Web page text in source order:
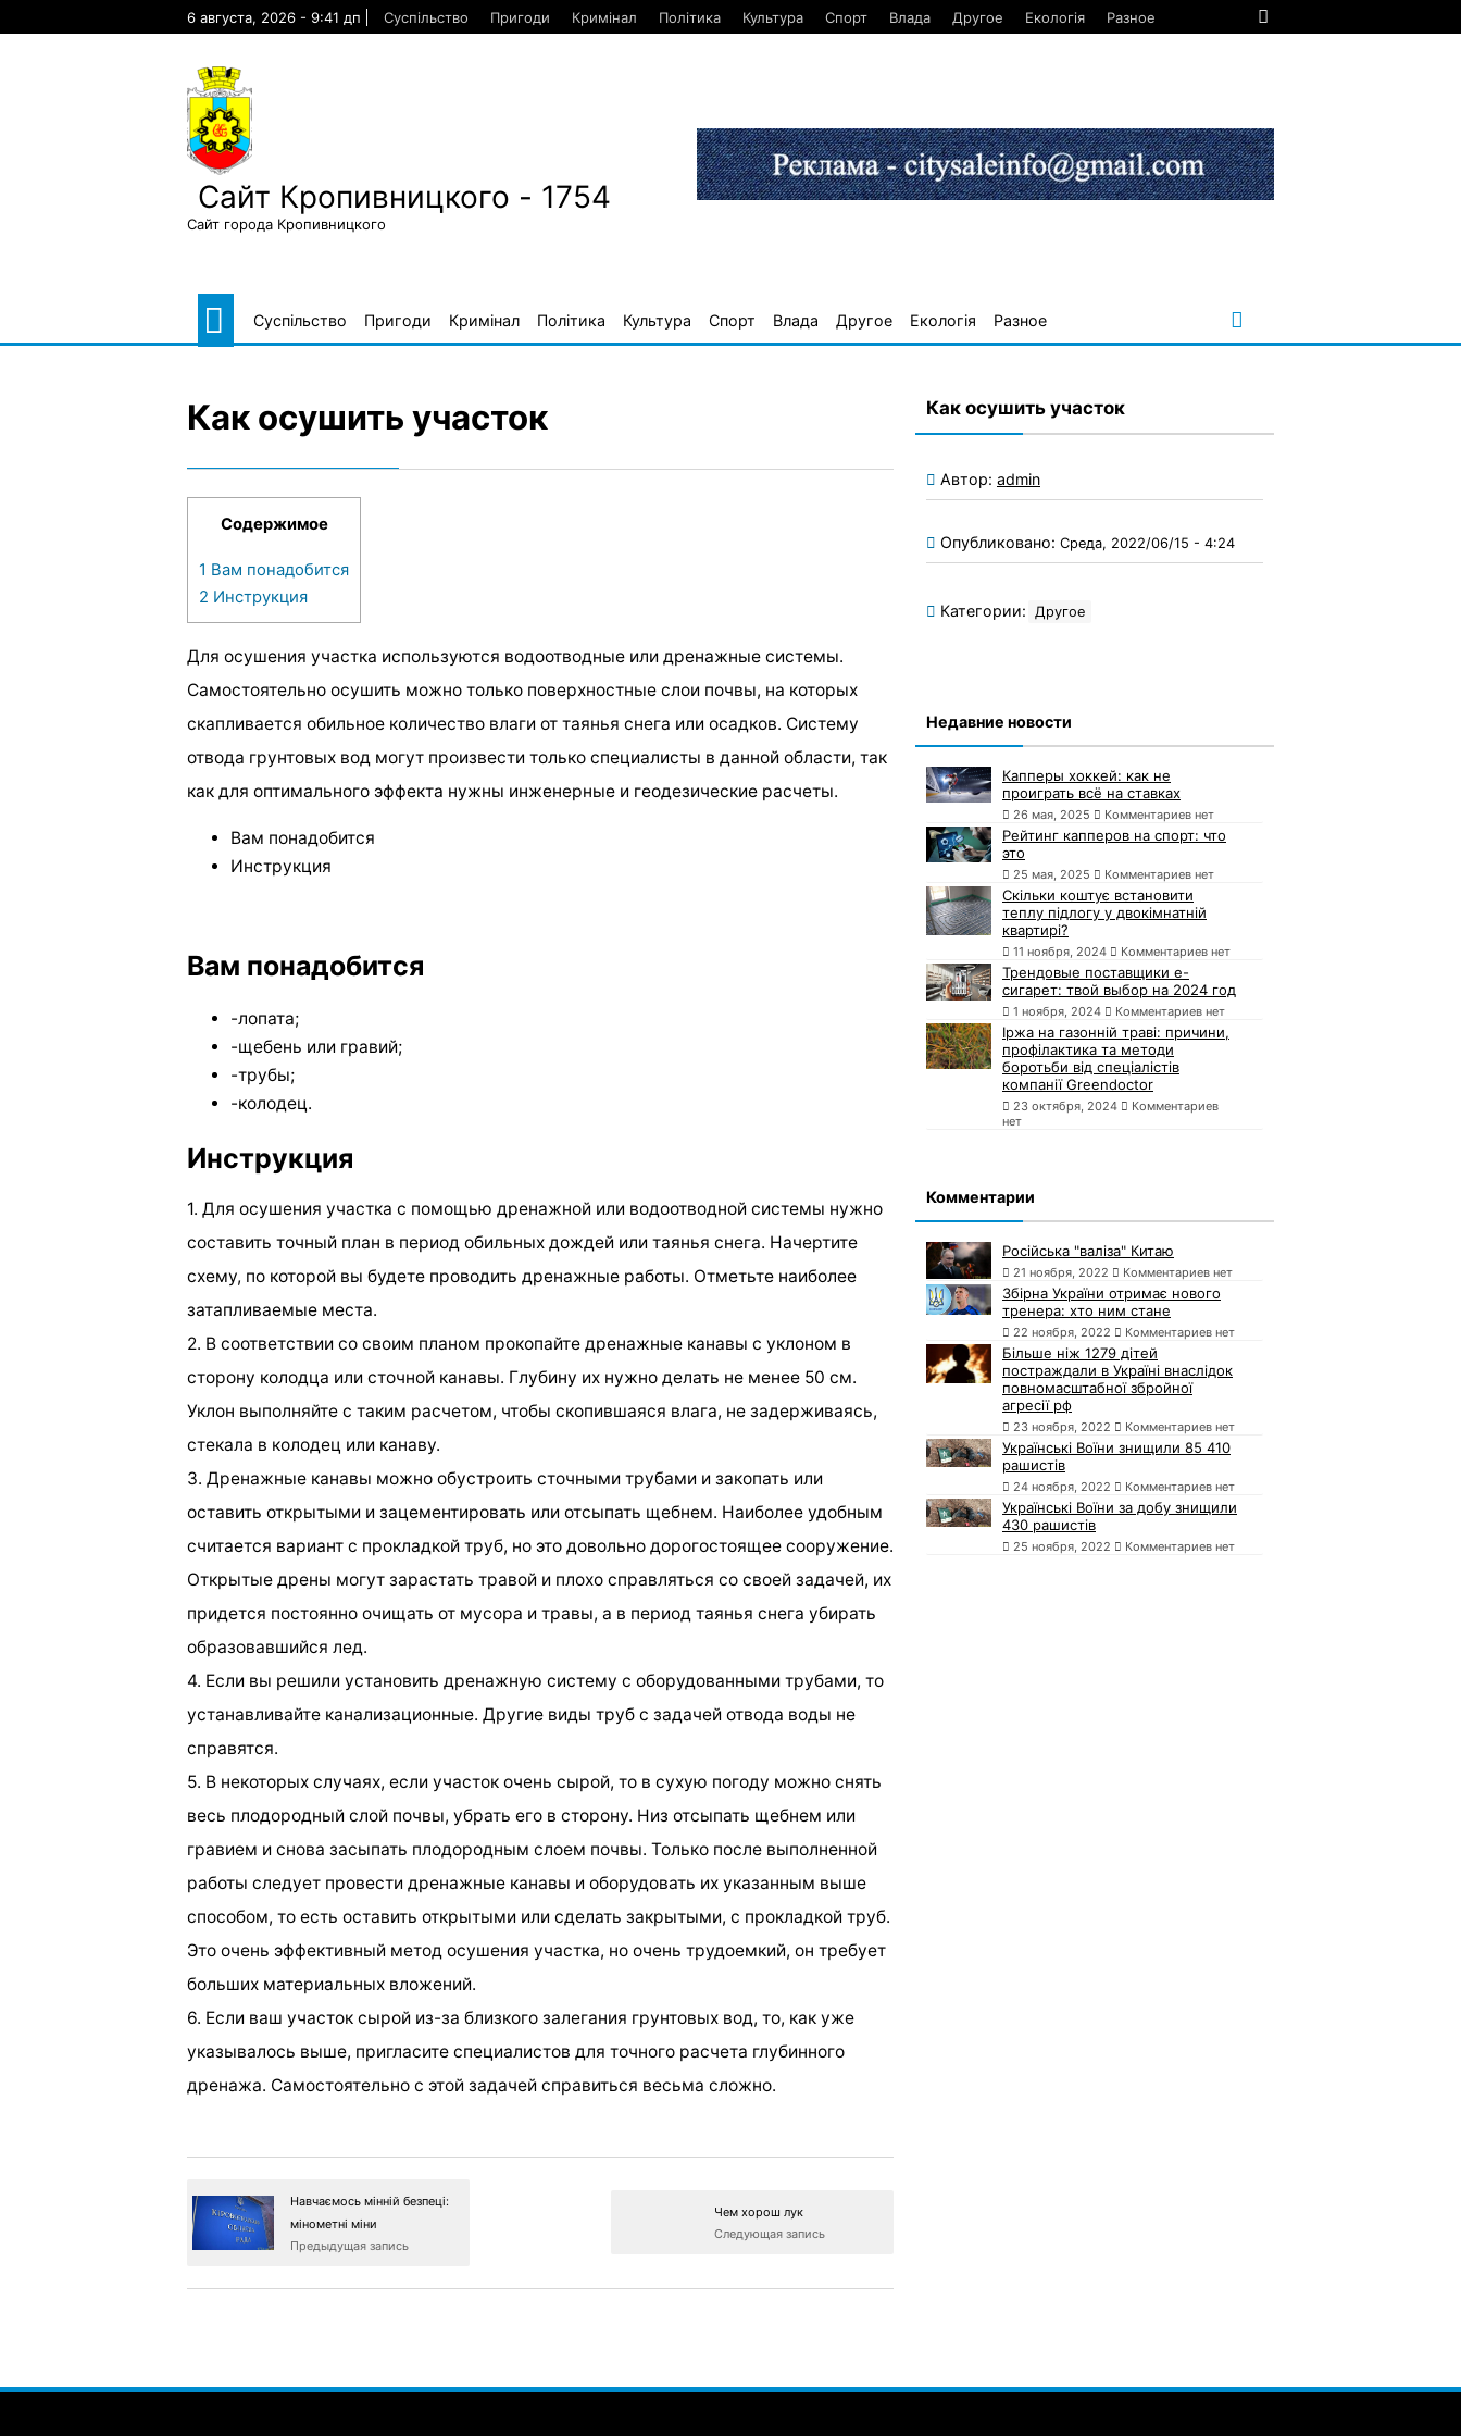
6 августа, 2026 - 9:41 дп Суспільство Пригоди Кримінал Політика Культура Спорт Влада Другое Екологія Разное
Сайт Кропивницкого - 1754
Сайт города Кропивницкого
Суспільство Пригоди Кримінал Політика Культура Спорт Влада Другое Екологія Разное
Как осушить участок
Содержимое
1 Вам понадобится
2 Инструкция
Для осушения участка используются водоотводные или дренажные системы.
Самостоятельно осушить можно только поверхностные слои почвы, на которых
скапливается обильное количество влаги от таянья снега или осадков. Систему
отвода грунтовых вод могут произвести только специалисты в данной области, так
как для оптимального эффекта нужны инженерные и геодезические расчеты.
Вам понадобится
Инструкция
Вам понадобится
-лопата;
-щебень или гравий;
-трубы;
-колодец.
Инструкция
1. Для осушения участка с помощью дренажной или водоотводной системы нужно
составить точный план в период обильных дождей или таянья снега. Начертите
схему, по которой вы будете проводить дренажные работы. Отметьте наиболее
затапливаемые места.
2. В соответствии со своим планом прокопайте дренажные канавы с уклоном в
сторону колодца или сточной канавы. Глубину их нужно делать не менее 50 см.
Уклон выполняйте с таким расчетом, чтобы скопившаяся влага, не задерживаясь,
стекала в колодец или канаву.
3. Дренажные канавы можно обустроить сточными трубами и закопать или
оставить открытыми и зацементировать или отсыпать щебнем. Наиболее удобным
считается вариант с прокладкой труб, но это довольно дорогостоящее сооружение.
Открытые дрены могут зарастать травой и плохо справляться со своей задачей, их
придется постоянно очищать от мусора и травы, а в период таянья снега убирать
образовавшийся лед.
4. Если вы решили установить дренажную систему с оборудованными трубами, то
устанавливайте канализационные. Другие виды труб с задачей отвода воды не
справятся.
5. В некоторых случаях, если участок очень сырой, то в сухую погоду можно снять
весь плодородный слой почвы, убрать его в сторону. Низ отсыпать щебнем или
гравием и снова засыпать плодородным слоем почвы. Только после выполненной
работы следует провести дренажные канавы и оборудовать их указанным выше
способом, то есть оставить открытыми или сделать закрытыми, с прокладкой труб.
Это очень эффективный метод осушения участка, но очень трудоемкий, он требует
больших материальных вложений.
6. Если ваш участок сырой из-за близкого залегания грунтовых вод, то, как уже
указывалось выше, пригласите специалистов для точного расчета глубинного
дренажа. Самостоятельно с этой задачей справиться весьма сложно.
Навчаємось мінній безпеці:
мінометні міни
Предыдущая запись
Чем хорош лук
Следующая запись
Как осушить участок
Автор: admin
Опубликовано: Среда, 2022/06/15 - 4:24
Категории: Другое
Недавние новости
Капперы хоккей: как не
проиграть всё на ставках
26 мая, 2025 Комментариев нет
Рейтинг капперов на спорт: что
это
25 мая, 2025 Комментариев нет
Скільки коштує встановити
теплу підлогу у двокімнатній
квартирі?
11 ноября, 2024 Комментариев нет
Трендовые поставщики e-
сигарет: твой выбор на 2024 год
1 ноября, 2024 Комментариев нет
Іржа на газонній траві: причини,
профілактика та методи
боротьби від спеціалістів
компанії Greendoctor
23 октября, 2024
Комментариев
нет
Комментарии
Російська "валіза" Китаю
21 ноября, 2022 Комментариев нет
Збірна України отримає нового
тренера: хто ним стане
22 ноября, 2022 Комментариев нет
Більше ніж 1279 дітей
постраждали в Україні внаслідок
повномасштабної збройної
агресії рф
23 ноября, 2022 Комментариев нет
Українські Воїни знищили 85 410
рашистів
24 ноября, 2022 Комментариев нет
Українські Воїни за добу знищили
430 рашистів
25 ноября, 2022 Комментариев нет